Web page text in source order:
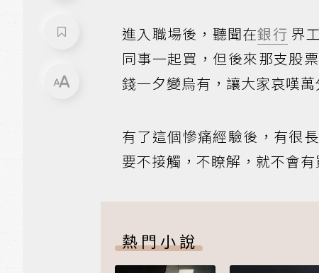
進入職場後，聽聞在銀行 界
同事一起買，但後來那支股
錢一夕變烏有，讓大家哀嘆萬
有了這個慘痛經驗後，有很
要不接觸，不瞭解，就不會
熱門小說